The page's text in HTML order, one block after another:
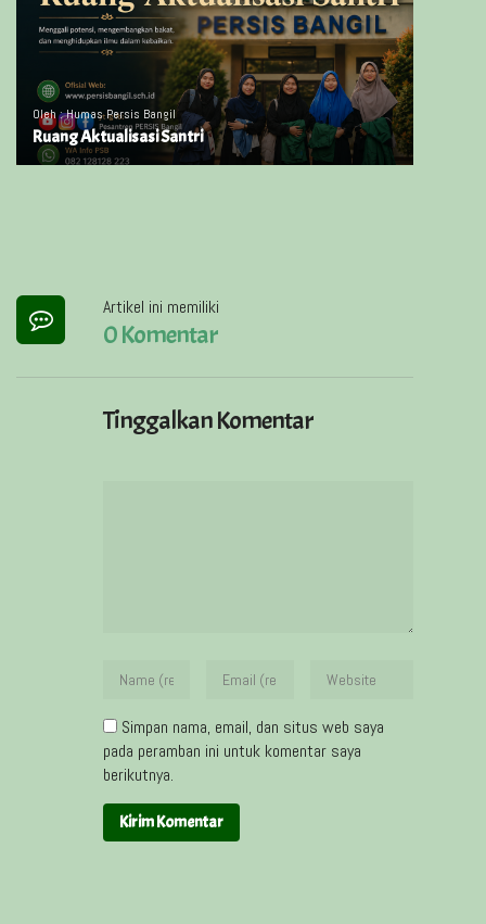
Oleh : Humas Persis Bangil
Ruang Aktualisasi Santri
Artikel ini memiliki
0 Komentar
Tinggalkan Komentar
Simpan nama, email, dan situs web saya
pada peramban ini untuk komentar saya
berikutnya.